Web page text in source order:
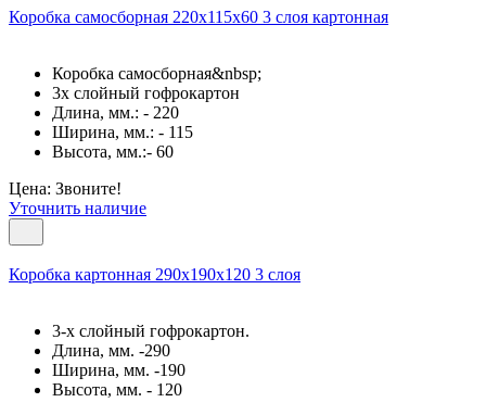
Коробка самосборная 220х115х60 3 слоя картонная
Коробка самосборная&nbsp;
3х слойный гофрокартон
Длина, мм.: - 220
Ширина, мм.: - 115
Высота, мм.:- 60
Цена: Звоните!
Уточнить наличие
Коробка картонная 290х190х120 3 слоя
3-х слойный гофрокартон.
Длина, мм. -290
Ширина, мм. -190
Высота, мм. - 120